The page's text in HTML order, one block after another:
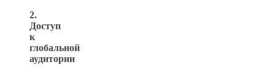
2.
Доступ
к
глобальной
аудитории